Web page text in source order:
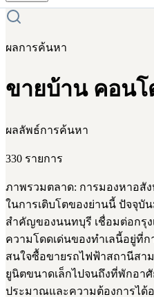
ผลการค้นหา
ขายบ้าน คอน
ผลลัพธ์การค้นหา
330 รายการ
ภาพรวมตลาด: การมองหาอสั
ในการเติบโตของย่านนี้ ปัจจุบั
สำคัญของนนทบุรี เชื่อมต่อกรุง
ความโดดเด่นของทำเลนี้อยู่ที่
สนใจซื้อขายรถไฟฟ้าสถานีสา
ยูนิตขนาดเล็กไปจนถึงที่พักอา
ประมาณและความต้องการได้